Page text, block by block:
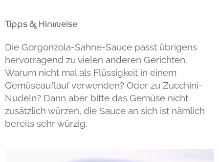
Tipps & Hinweise
Die Gorgonzola-Sahne-Sauce passt übrigens
hervorragend zu vielen anderen Gerichten.
Warum nicht mal als Flüssigkeit in einem
Gemüseauflauf verwenden? Oder zu Zucchini-
Nudeln? Dann aber bitte das Gemüse nicht
zusätzlich würzen, die Sauce an sich ist nämlich
bereits sehr würzig.